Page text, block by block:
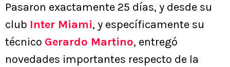
Pasaron exactamente 25 días, y desde su
club Inter Miami, y específicamente su
técnico Gerardo Martino, entregó
novedades importantes respecto de la